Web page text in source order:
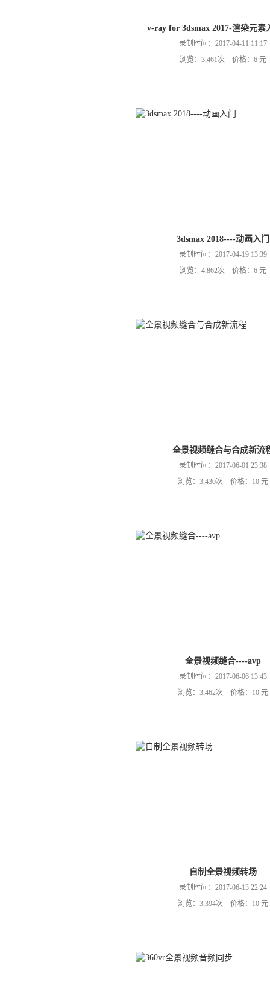
v-ray for 3dsmax 2017-渲染元素
录制时间：2017-04-11 11:17
浏览：3,461次 价格：6 元
3dsmax 2018----动画入门
录制时间：2017-04-19 13:39
浏览：4,862次 价格：6 元
全景视频缝合与合成新流
录制时间：2017-06-01 23:38
浏览：3,430次 价格：10 元
全景视频缝合----avp
录制时间：2017-06-06 13:43
浏览：3,462次 价格：10 元
自制全景视频转场
录制时间：2017-06-13 22:24
浏览：3,394次 价格：10 元